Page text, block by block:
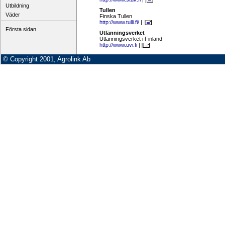
Utbildning
Väder
Första sidan
Tullen
Finska Tullen
http://www.tulli.fi/ |
Utlänningsverket
Utlänningsverket i Finland
http://www.uvi.fi |
© Copyright 2001, Agrolink Ab